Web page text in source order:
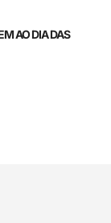
AO DIA DAS